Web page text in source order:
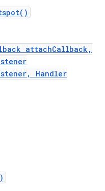
attachCallback,
Handler